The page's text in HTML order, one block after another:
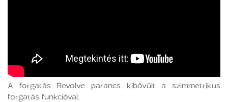
A forgatás Revolve parancs kibővült a szimmetrikus
forgatás funkcióval.